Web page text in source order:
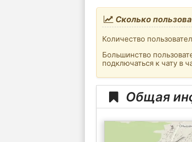
Сколько
Количество
Большинство
подключаться к чату в
Общая